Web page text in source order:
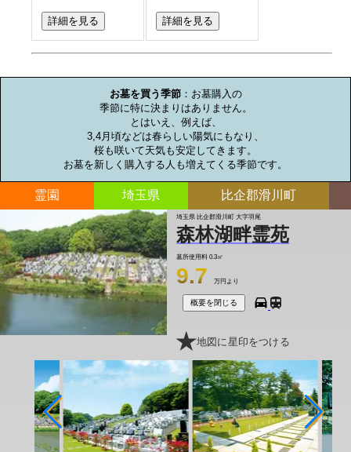
詳細を見る 詳細を見る
お墓を買う季節：お墓購入の
季節に特に決まりはありません。
とはいえ、例えば、
3,4月頃などは春らしい陽気にもなり、
桜も咲いて天気も安定してきます。
お墓を新しく購入する人も増えてくる季節です。
霊園 埼玉県 比企郡滑川町
埼玉県 比企郡滑川町 大字羽尾
森林湖畔霊苑
墓所使用料 0.3㎡
9.7 万円より
概要を閉じる
地図に星印をつける